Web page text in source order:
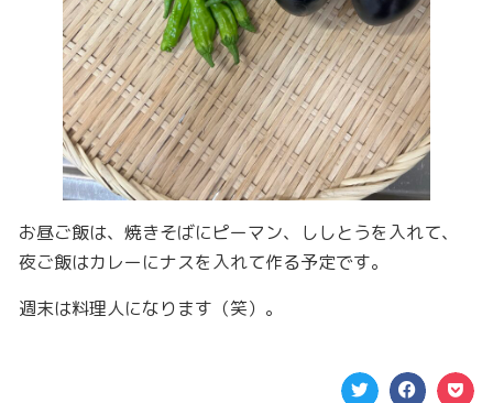
お昼ご飯は、焼きそばにピーマン、ししとうを入れて、
夜ご飯はカレーにナスを入れて作る予定です。
週末は料理人になります（笑）。